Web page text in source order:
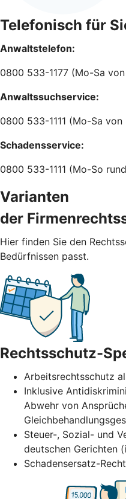
Telefonisch für
Anwaltstelefon:
0800 533-1177 (Mo-Sa
Anwaltssuchservice:
0800 533-1111 (Mo-Sa
Schadensservice:
0800 533-1111 (Mo-So
Varianten
der
Hier finden Sie den
Bedürfnissen passt.
Rechtsschutz-
Arbeitsrechtsschutz
Inklusive
Abwehr von
Steuer-, Sozial- und
deutschen Gerichten
Schadensersatz-